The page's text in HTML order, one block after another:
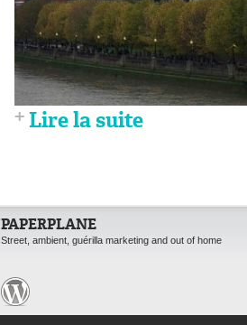
Lire la suite
PAPERPLANE
Street, ambient, guérilla marketing and out of home